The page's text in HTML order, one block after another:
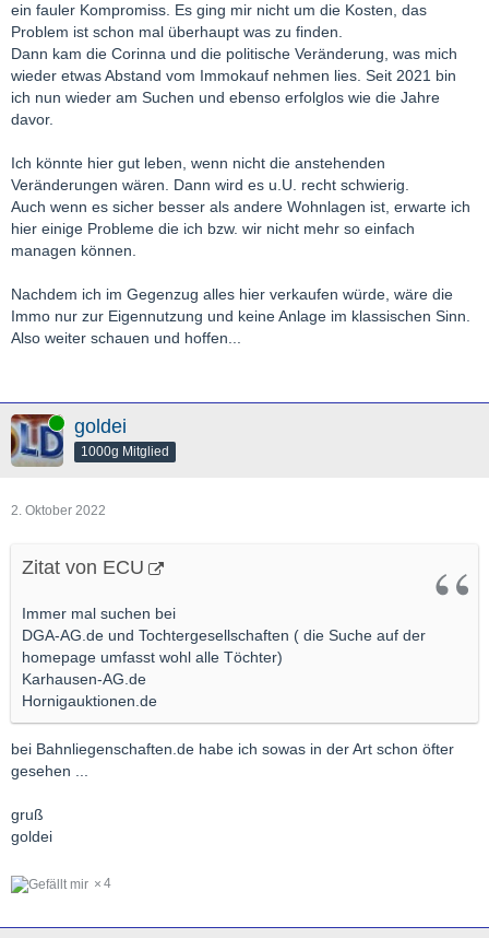
ein fauler Kompromiss. Es ging mir nicht um die Kosten, das
Problem ist schon mal überhaupt was zu finden.
Dann kam die Corinna und die politische Veränderung, was mich
wieder etwas Abstand vom Immokauf nehmen lies. Seit 2021 bin
ich nun wieder am Suchen und ebenso erfolglos wie die Jahre
davor.
Ich könnte hier gut leben, wenn nicht die anstehenden
Veränderungen wären. Dann wird es u.U. recht schwierig.
Auch wenn es sicher besser als andere Wohnlagen ist, erwarte ich
hier einige Probleme die ich bzw. wir nicht mehr so einfach
managen können.
Nachdem ich im Gegenzug alles hier verkaufen würde, wäre die
Immo nur zur Eigennutzung und keine Anlage im klassischen Sinn.
Also weiter schauen und hoffen...
Online goldei
1000g Mitglied
2. Oktober 2022
Zitat von ECU
Immer mal suchen bei
DGA-AG.de und Tochtergesellschaften ( die Suche auf der
homepage umfasst wohl alle Töchter)
Karhausen-AG.de
Hornigauktionen.de
bei Bahnliegenschaften.de habe ich sowas in der Art schon öfter
gesehen ...
gruß
goldei
4